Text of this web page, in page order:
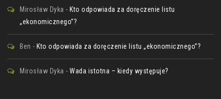
Mirosław Dyka - Kto odpowiada za doręczenie listu
„ekonomicznego”?
Ben - Kto odpowiada za doręczenie listu „ekonomicznego”?
Mirosław Dyka - Wada istotna – kiedy występuje?